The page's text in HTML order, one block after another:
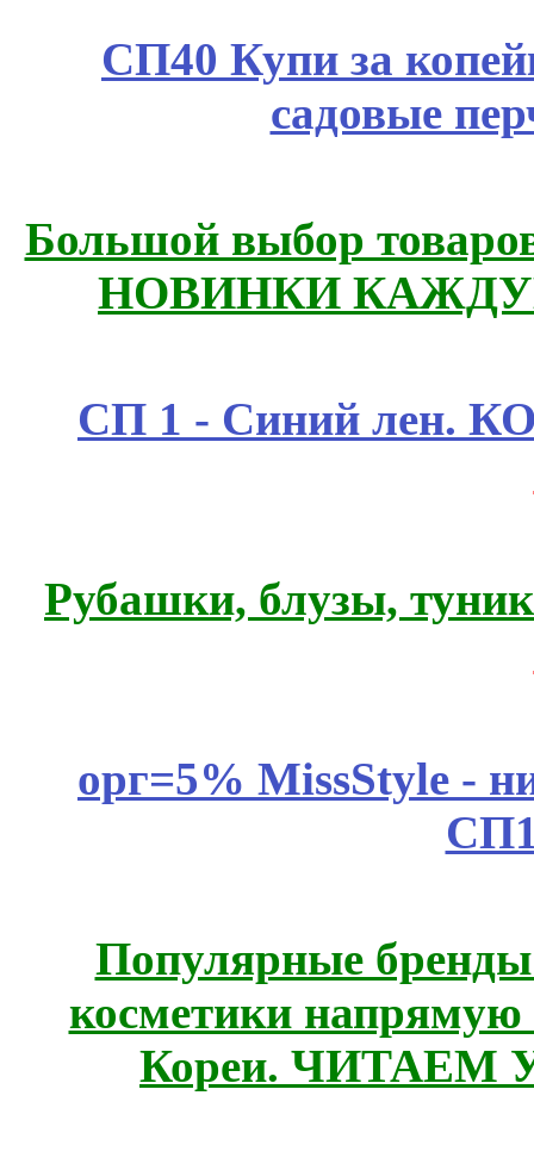
СП40 Купи за
садовые
Большой выбор
НОВИНКИ
СП 1 - Синий лен.
Рубашки, блузы,
орг=5% MissStyle -
Популярные
косметики
Кореи. ЧИТАЕМ